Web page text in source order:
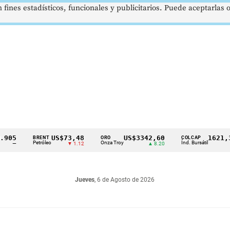
BRENT
Petróleo
US$73,48
▼ 1.12
ORO
Onza Troy
US$3342,60 COLCAP
Índ. Bursátil
1621,34
Jueves, 6 de Agosto de 2026
estadísticos, funcionales y publicitarios. Puede aceptarlas